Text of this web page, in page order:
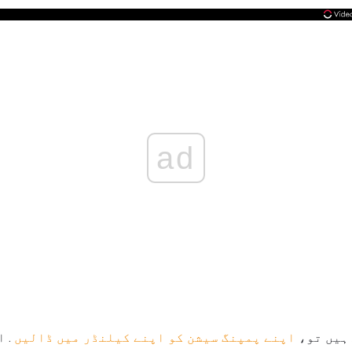
ad
ہیں تو، اپنے پمپنگ سیشن کو اپنے کیلنڈر میں ڈالیں .